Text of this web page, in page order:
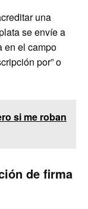
una
se envíe a
en el campo
por” o
si me roban
de firma